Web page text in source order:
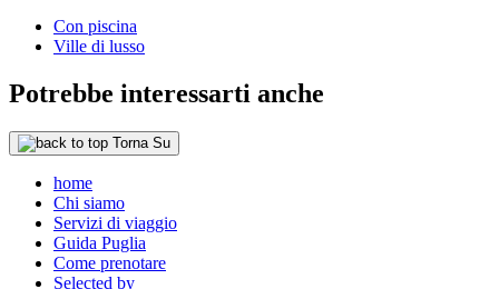
Con piscina
Ville di lusso
Potrebbe interessarti anche
Torna Su
home
Chi siamo
Servizi di viaggio
Guida Puglia
Come prenotare
Selected by